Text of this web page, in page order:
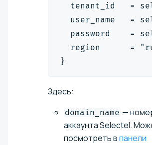
tenant_id   =
user_name   =
password    =
region      =
}
Здесь:
domain_name —
аккаунта Selectel.
посмотреть впанели